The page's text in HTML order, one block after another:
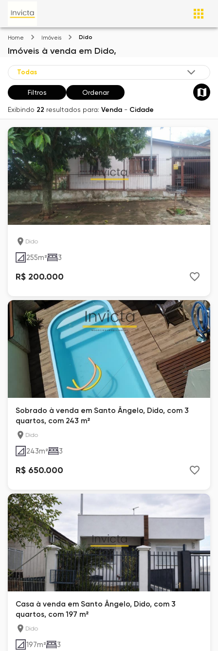
Home Imóveis Dido
Imóveis à venda em Dido,
Filtros Ordenar
Exibindo 22 resultados para: Venda - Cidade
Dido
255m² 3
R$ 200.000
Sobrado à venda em Santo Ângelo, Dido, com 3
quartos, com 243 m²
Dido
243m² 3
R$ 650.000
Casa à venda em Santo Ângelo, Dido, com 3
quartos, com 197 m²
Dido
197m² 3